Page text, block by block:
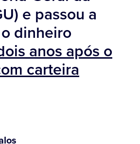
e passou a
dinheiro
anos após o
carteira